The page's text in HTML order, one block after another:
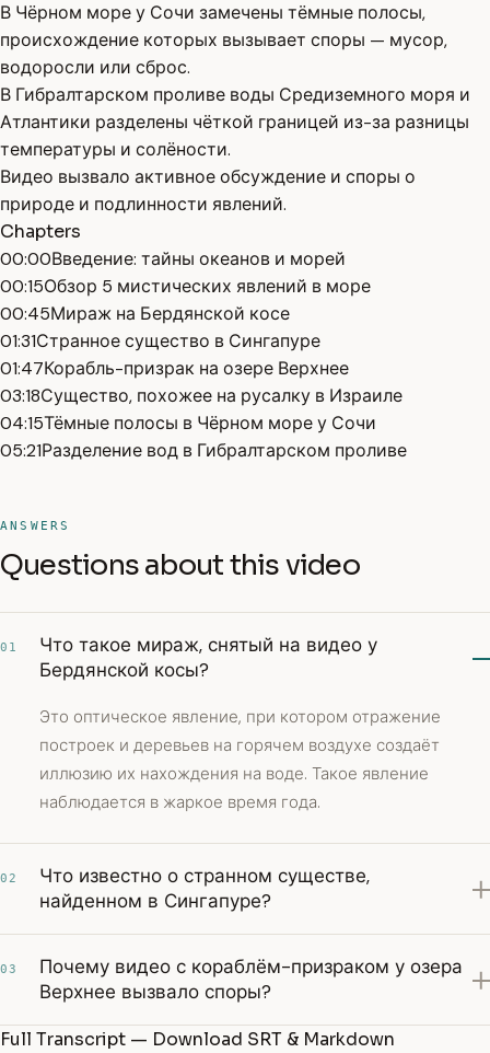
В Чёрном море у Сочи замечены тёмные полосы,
происхождение которых вызывает споры — мусор,
водоросли или сброс.
В Гибралтарском проливе воды Средиземного моря и
Атлантики разделены чёткой границей из-за разницы
температуры и солёности.
Видео вызвало активное обсуждение и споры о
природе и подлинности явлений.
Chapters
00:00Введение: тайны океанов и морей
00:15Обзор 5 мистических явлений в море
00:45Мираж на Бердянской косе
01:31Странное существо в Сингапуре
01:47Корабль-призрак на озере Верхнее
03:18Существо, похожее на русалку в Израиле
04:15Тёмные полосы в Чёрном море у Сочи
05:21Разделение вод в Гибралтарском проливе
ANSWERS
Questions about this video
01
Что такое мираж, снятый на видео у
Бердянской косы?
Это оптическое явление, при котором отражение
построек и деревьев на горячем воздухе создаёт
иллюзию их нахождения на воде. Такое явление
наблюдается в жаркое время года.
02
Что известно о странном существе,
найденном в Сингапуре?
03
Почему видео с кораблём-призраком у озера
Верхнее вызвало споры?
Full Transcript — Download SRT & Markdown